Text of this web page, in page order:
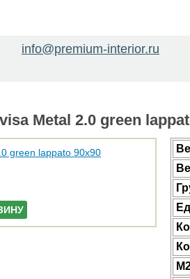
info@premium-interior.ru
Metal 2.0 green